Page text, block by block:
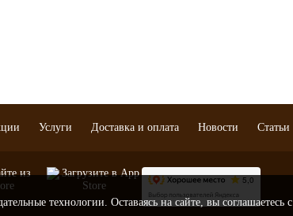
Услуги Доставка и оплата Новости Статьи
технологии. Оставаясь на сайте, вы соглашаетесь с